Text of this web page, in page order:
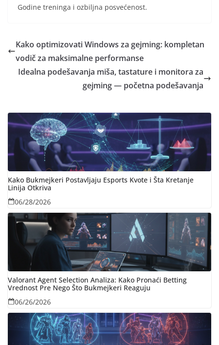
Godine treninga i ozbiljna posvećenost.
Kako optimizovati Windows za gejming: kompletan
vodič za maksimalne performanse
Idealna podešavanja miša, tastature i monitora za
gejming — početna podešavanja
Kako Bukmejkeri Postavljaju Esports Kvote i Šta Kretanje
Linija Otkriva
06/28/2026
Valorant Agent Selection Analiza: Kako Pronaći Betting
Vrednost Pre Nego Što Bukmejkeri Reaguju
06/26/2026